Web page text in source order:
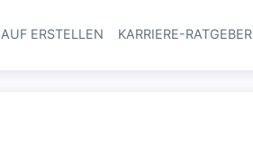
Haupt-Navigation
ERSTELLEN KARRIERE-RATGEBER